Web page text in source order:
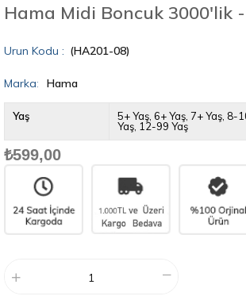
Hama Midi Boncuk 3000'lik
(HA201-08)
Marka: Hama
Yaş 5+ Yaş 6+ Yaş 7+ Yaş 8-
Yaş 12-99 Yaş
₺599,00